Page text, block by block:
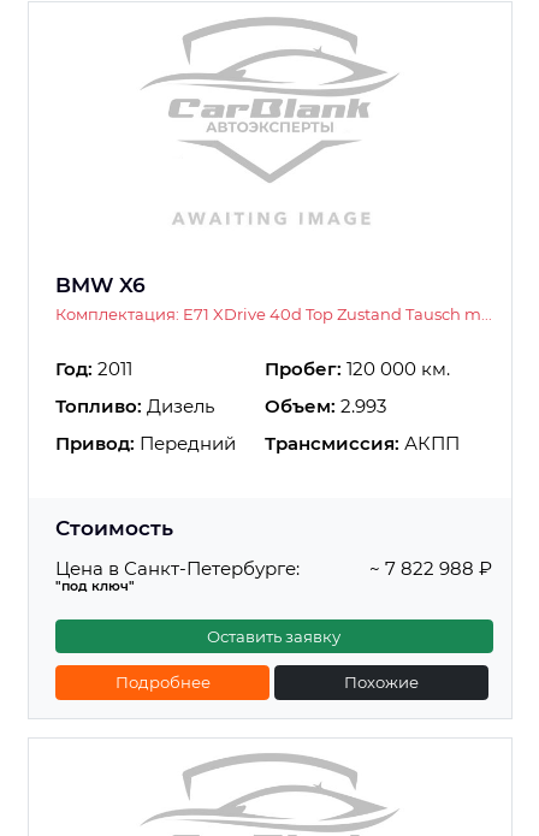
BMW X6
Комплектация: E71 XDrive 40d Top Zustand Tausch m...
Год: 2011 Пробег: 120 000 км.
Топливо: Дизель Объем: 2.993
Привод: Передний Трансмиссия: АКПП
Стоимость
Цена в Санкт-Петербурге:
"под ключ"
~ 7 822 988 ₽
Оставить заявку
Подробнее Похожие